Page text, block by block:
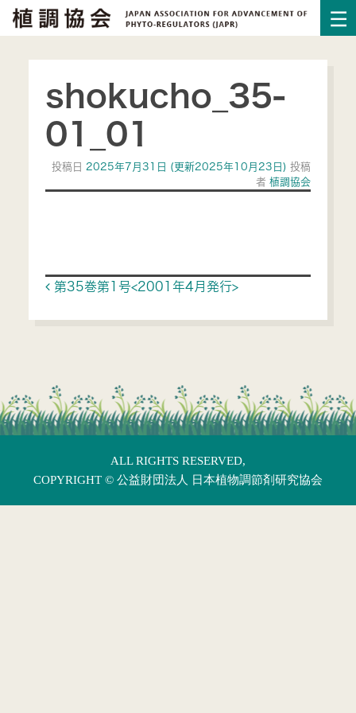
shokucho_35-
01_01
投稿日 2025年7月31日 (更新2025年10月23日)投稿
者 植調協会
Post navigation
第35巻第1号<2001年4月発行>
ALL RIGHTS RESERVED,
COPYRIGHT © 公益財団法人 日本植物調節剤研究協会